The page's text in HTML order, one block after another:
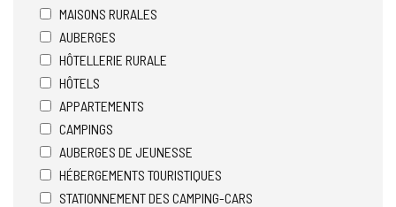
MAISONS RURALES
AUBERGES
HÔTELLERIE RURALE
HÔTELS
APPARTEMENTS
CAMPINGS
AUBERGES DE JEUNESSE
HÉBERGEMENTS TOURISTIQUES
STATIONNEMENT DES CAMPING-CARS